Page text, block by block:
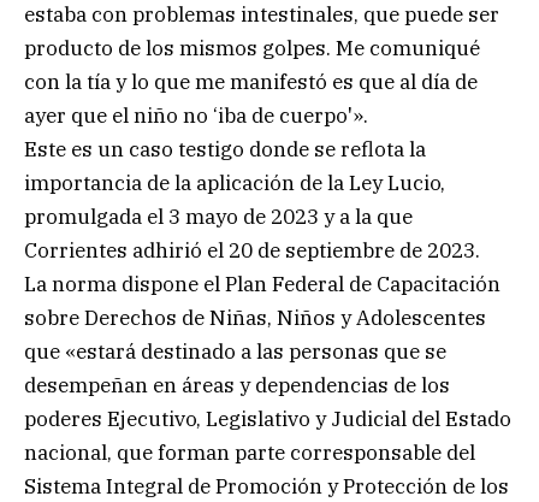
estaba con problemas intestinales, que puede ser
producto de los mismos golpes. Me comuniqué
con la tía y lo que me manifestó es que al día de
ayer que el niño no ‘iba de cuerpo'».
Este es un caso testigo donde se reflota la
importancia de la aplicación de la Ley Lucio,
promulgada el 3 mayo de 2023 y a la que
Corrientes adhirió el 20 de septiembre de 2023.
La norma dispone el Plan Federal de Capacitación
sobre Derechos de Niñas, Niños y Adolescentes
que «estará destinado a las personas que se
desempeñan en áreas y dependencias de los
poderes Ejecutivo, Legislativo y Judicial del Estado
nacional, que forman parte corresponsable del
Sistema Integral de Promoción y Protección de los